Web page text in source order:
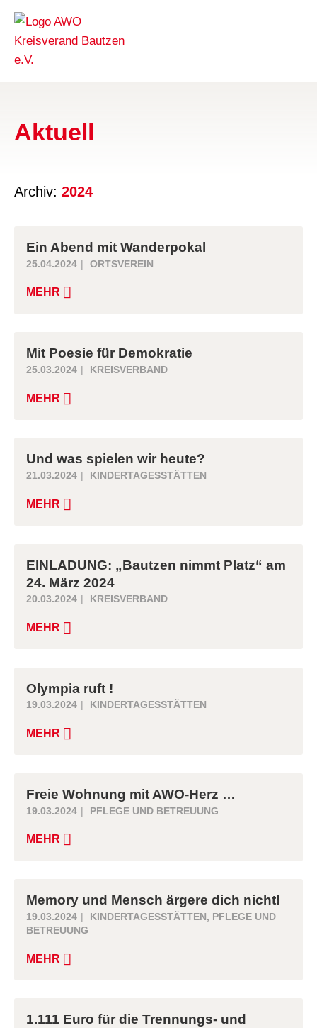
Aktuell
Archiv: 2024
Ein Abend mit Wanderpokal
25.04.2024 ORTSVEREIN
MEHR
Mit Poesie für Demokratie
25.03.2024 KREISVERBAND
MEHR
Und was spielen wir heute?
21.03.2024 KINDERTAGESSTÄTTEN
MEHR
EINLADUNG: „Bautzen nimmt Platz“ am
24. März 2024
20.03.2024 KREISVERBAND
MEHR
Olympia ruft !
19.03.2024 KINDERTAGESSTÄTTEN
MEHR
Freie Wohnung mit AWO-Herz …
19.03.2024 PFLEGE UND BETREUUNG
MEHR
Memory und Mensch ärgere dich nicht!
19.03.2024 KINDERTAGESSTÄTTEN , PFLEGE UND
BETREUUNG
MEHR
1.111 Euro für die Trennungs- und